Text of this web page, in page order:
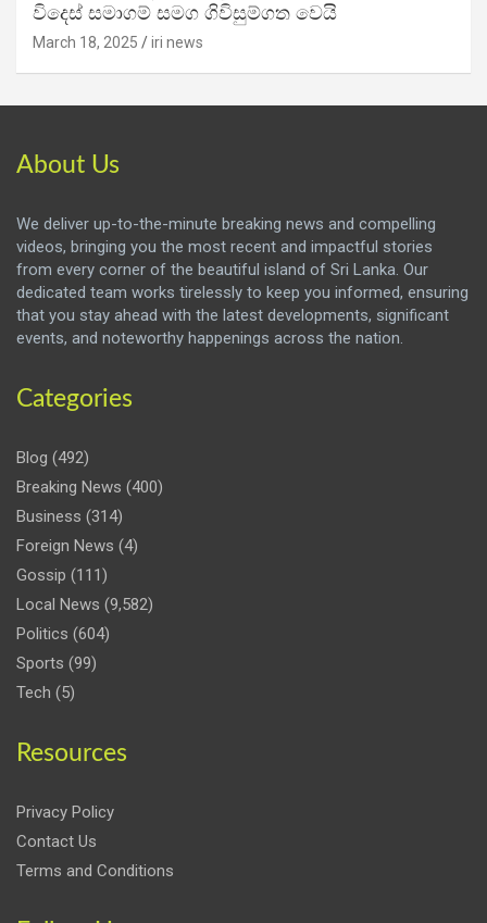
විදෙස් සමාගම් සමග ගිවිසුම්ගත වෙයි
March 18, 2025 iri news
About Us
We deliver up-to-the-minute breaking news and compelling
videos, bringing you the most recent and impactful stories
from every corner of the beautiful island of Sri Lanka. Our
dedicated team works tirelessly to keep you informed, ensuring
that you stay ahead with the latest developments, significant
events, and noteworthy happenings across the nation.
Categories
Blog (492)
Breaking News (400)
Business (314)
Foreign News (4)
Gossip (111)
Local News (9,582)
Politics (604)
Sports (99)
Tech (5)
Resources
Privacy Policy
Contact Us
Terms and Conditions